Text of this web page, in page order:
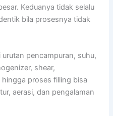
Keduanya tidak selalu
bila prosesnya tidak
pencampuran, suhu,
shear,
proses filling bisa
aerasi, dan pengalaman